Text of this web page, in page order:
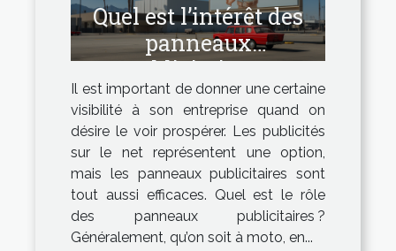
Quel est l’intérêt des
panneaux
publicitaires ?
Il est important de donner une certaine
visibilité à son entreprise quand on
désire le voir prospérer. Les publicités
sur le net représentent une option,
mais les panneaux publicitaires sont
tout aussi efficaces. Quel est le rôle
des panneaux publicitaires ?
Généralement, qu’on soit à moto, en...